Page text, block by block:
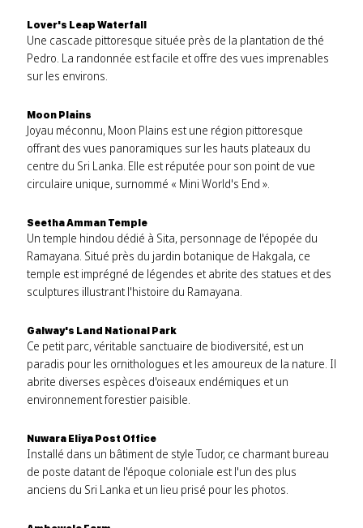
Lover's Leap Waterfall
Une cascade pittoresque située près de la plantation de thé
Pedro. La randonnée est facile et offre des vues imprenables
sur les environs.
Moon Plains
Joyau méconnu, Moon Plains est une région pittoresque
offrant des vues panoramiques sur les hauts plateaux du
centre du Sri Lanka. Elle est réputée pour son point de vue
circulaire unique, surnommé « Mini World's End ».
Seetha Amman Temple
Un temple hindou dédié à Sita, personnage de l'épopée du
Ramayana. Situé près du jardin botanique de Hakgala, ce
temple est imprégné de légendes et abrite des statues et des
sculptures illustrant l'histoire du Ramayana.
Galway's Land National Park
Ce petit parc, véritable sanctuaire de biodiversité, est un
paradis pour les ornithologues et les amoureux de la nature. Il
abrite diverses espèces d'oiseaux endémiques et un
environnement forestier paisible.
Nuwara Eliya Post Office
Installé dans un bâtiment de style Tudor, ce charmant bureau
de poste datant de l'époque coloniale est l'un des plus
anciens du Sri Lanka et un lieu prisé pour les photos.